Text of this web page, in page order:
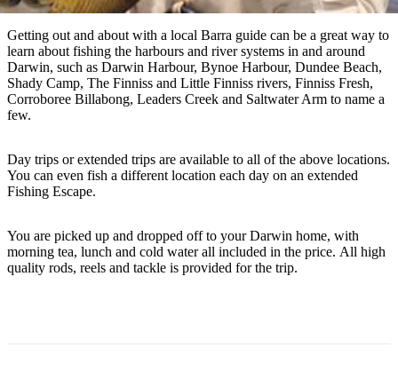
Esplora
per
regioni
viaggio
il
viaggio
Cerca:
Sign
up
Getting out and about with a local Barra guide can be a great way to
learn about fishing the harbours and river systems in and around
Darwin, such as Darwin Harbour, Bynoe Harbour, Dundee Beach,
Shady Camp, The Finniss and Little Finniss rivers, Finniss Fresh,
Corroboree Billabong, Leaders Creek and Saltwater Arm to name a
few.
Day trips or extended trips are available to all of the above locations.
You can even fish a different location each day on an extended
Fishing Escape.
You are picked up and dropped off to your Darwin home, with
morning tea, lunch and cold water all included in the price. All high
quality rods, reels and tackle is provided for the trip.